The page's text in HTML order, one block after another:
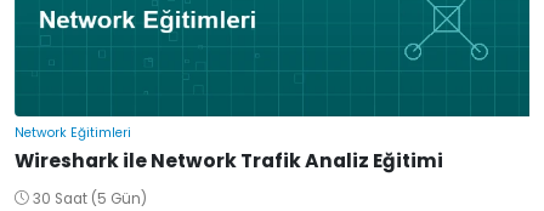
Network Eğitimleri
Wireshark ile Network Trafik Analiz Eğitimi
30 Saat (5 Gün)